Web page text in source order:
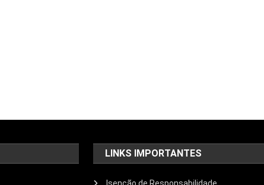
LINKS IMPORTANTES